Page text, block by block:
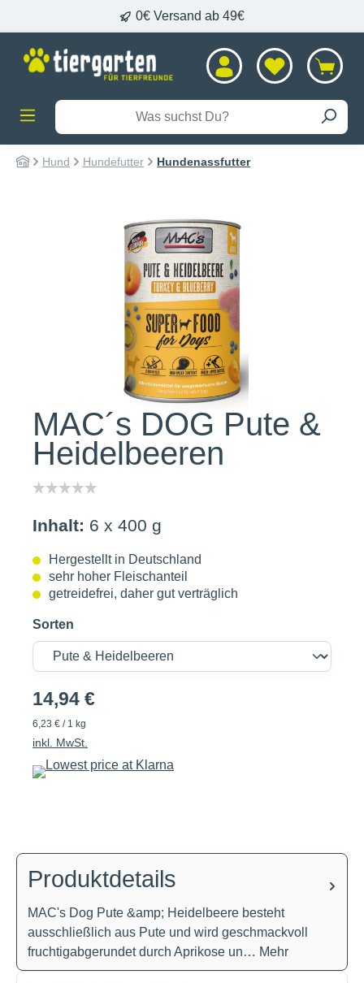
0€ Versand ab 49€
Hund Hundefutter Hundenassfutter
Bildergalerie überspringen
MAC´s DOG Pute &
Heidelbeeren
Inhalt: 6 x 400 g
Hergestellt in Deutschland
sehr hoher Fleischanteil
getreidefrei, daher gut verträglich
Sorten
14,94 €
6,23 € / 1 kg
inkl. MwSt.
Produktdetails
MAC's Dog Pute &amp; Heidelbeere besteht
ausschließlich aus Pute und wird geschmackvoll
fruchtigabgerundet durch Aprikose un… Mehr